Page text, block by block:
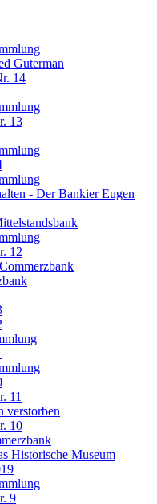
Guterman
14
13
- Der Bankier Eugen
12
11
verstorben
10
Historische Museum
9